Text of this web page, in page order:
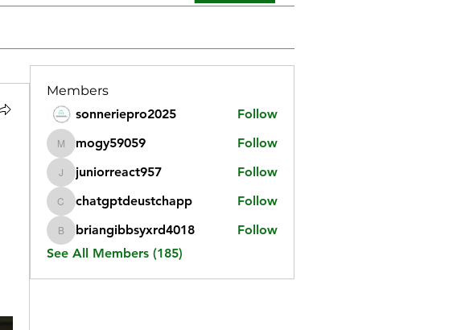
Members
sonneriepro2025
Follow
mogy59059
mogy59059 Follow
juniorreact957
juniorreact957 Follow
chatgptdeustchapp
chatgptdeustchapp Follow
briangibbsyxrd4018
briangibbsyxrd4018
Follow
See All Members (185)